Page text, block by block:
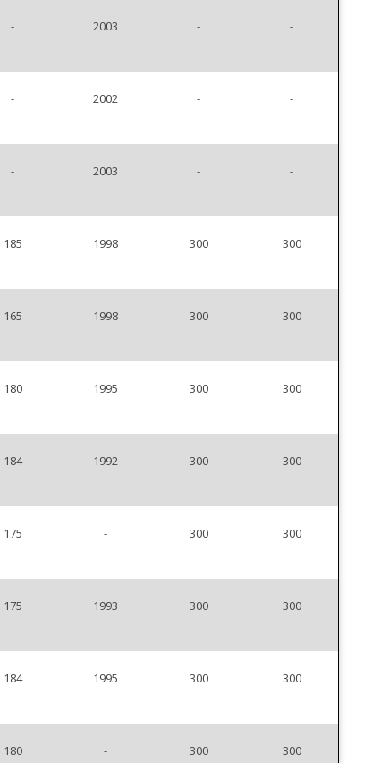
- 2003 - -
- 2002 - -
- 2003 - -
185 1998 300 300
165 1998 300 300
180 1995 300 300
184 1992 300 300
175 - 300 300
175 1993 300 300
184 1995 300 300
180 - 300 300